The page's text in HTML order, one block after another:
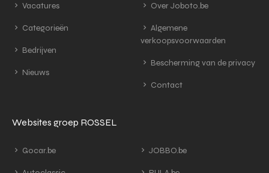
Vacatures
Categorieën
Bedrijven
Nieuws
Over Joboto.be
Algemene
verkoopsvoorwaarden
Bescherming van de privacy
Contact
Websites groep ROSSEL
Gocar.be JOBBO.be